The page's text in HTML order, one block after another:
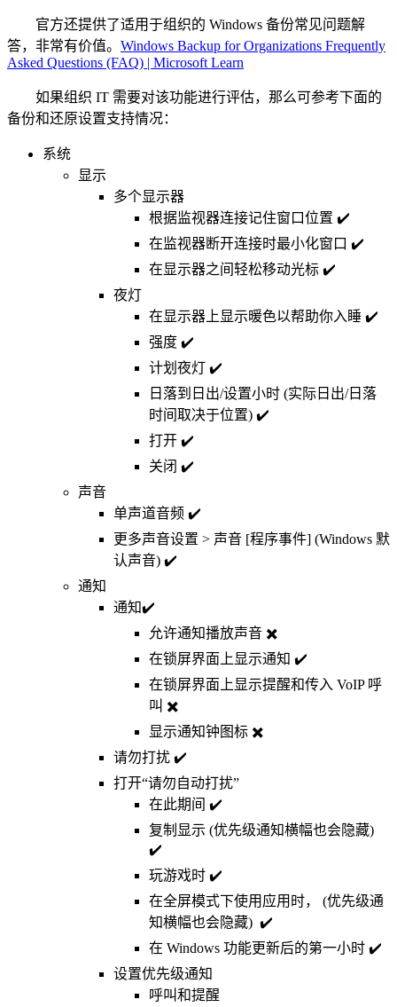
官方还提供了适用于组织的 Windows 备份常见问题解
答，非常有价值。 Windows Backup for Organizations Frequently
Asked Questions (FAQ) | Microsoft Learn
如果组织 IT 需要对该功能进行评估，那么可参考下面的
备份和还原设置支持情况：
系统
显示
多个显示器
根据监视器连接记住窗口位置 ✔️
在监视器断开连接时最小化窗口 ✔️
在显示器之间轻松移动光标 ✔️
夜灯
在显示器上显示暖色以帮助你入睡 ✔️
强度 ✔️
计划夜灯 ✔️
日落到日出/设置小时 (实际日出/日落
时间取决于位置) ✔️
打开 ✔️
关闭 ✔️
声音
单声道音频 ✔️
更多声音设置 > 声音 [程序事件] (Windows 默
认声音) ✔️
通知
通知✔️
允许通知播放声音 ✖️
在锁屏界面上显示通知 ✔️
在锁屏界面上显示提醒和传入 VoIP 呼
叫 ✖️
显示通知钟图标 ✖️
请勿打扰 ✔️
打开“请勿自动打扰”
在此期间 ✔️
复制显示 (优先级通知横幅也会隐藏)
✔️
玩游戏时 ✔️
在全屏模式下使用应用时， (优先级通
知横幅也会隐藏) ✔️
在 Windows 功能更新后的第一小时 ✔️
设置优先级通知
呼叫和提醒